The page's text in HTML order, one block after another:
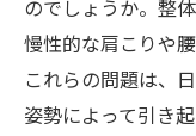
のでしょうか。整
慢性的な肩こりや
これらの問題は、
姿勢によって引き